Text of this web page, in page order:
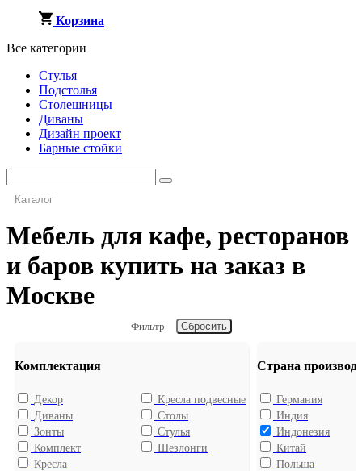
Корзина
Все категории
Стулья
Подстолья
Столешницы
Диваны
Дизайн проект
Барные стойки
Каталог
Мебель для кафе, ресторанов
и баров купить на заказ в
Москве
Фильтр
Комплектация
Декор
Диваны
Зонты
Комплект
Кресла
Кресла подвесные
Столы
Стулья
Шезлонги
Страна
Германия
Индия
Индонезия
Китай
Польша